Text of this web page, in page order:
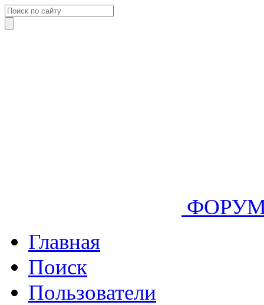
Главная
Поиск
Пользователи